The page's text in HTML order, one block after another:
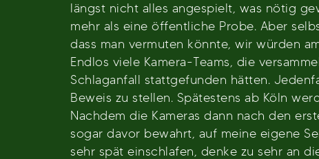
längst nicht alles angespielt, was nötig
mehr als eine öffentliche Probe. Aber
dass man vermuten könnte, wir würden
Endlos viele Kamera-Teams, die
Schlaganfall stattgefunden hätten.
Beweis zu stellen. Spätestens ab Köln
Nachdem die Kameras dann nach den
sogar davor bewahrt, auf meine eigene
sehr spät einschlafen, denke zu sehr an